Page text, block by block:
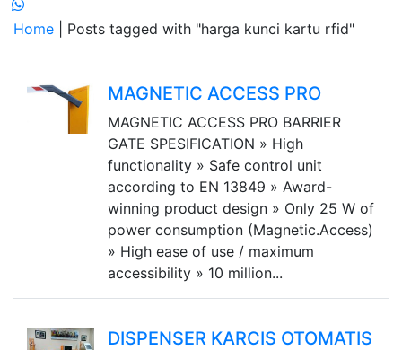
Home | Posts tagged with "harga kunci kartu rfid"
MAGNETIC ACCESS PRO
MAGNETIC ACCESS PRO BARRIER
GATE SPESIFICATION » High
functionality » Safe control unit
according to EN 13849 » Award-
winning product design » Only 25 W of
power consumption (Magnetic.Access)
» High ease of use / maximum
accessibility » 10 million...
DISPENSER KARCIS OTOMATIS